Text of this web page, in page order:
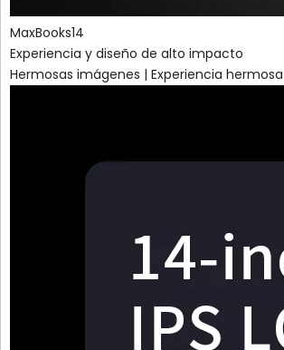
MaxBooks14
Experiencia y diseño de alto impacto
Hermosas imágenes | Experiencia hermosa